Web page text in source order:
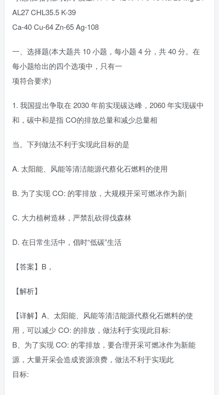
AL27 CHL35.5 K-39
Ca-40 Cu-64 Zn-65 Ag-108
一、选择题(本大题共 10 小题，每小题 4 分，共 40 分。在
每小题给出的四个选项中，只有一
项符合要求)
1. 我国提出争取在 2030 年前实现碳达峰，2060 年实现碳中
和，碳中和是指 CO的排放总量和减少总量相
当。下列做法不利于实现此目标的是
A. 太阳能、风能等清洁能源代蔡化石燃料的使用
B. 为了实现 CO: 的零排放，大规模开采可燃冰作为新|
C. 大力植树造林，严禁乱砍得伐森林
D. 在日常生活中，倡时“低碳”生活
【答案】B，
【解析】
【详解】A、太阳能、风能等清洁能源代蔡化石燃料的使
用，可以减少 CO: 的排放，做法利于实现此目标:
B、为了实现 CO: 的零排放，要合理开采可燃冰作为新能
源，大量开采会造成资源浪费，做法不利于实现此
目标: